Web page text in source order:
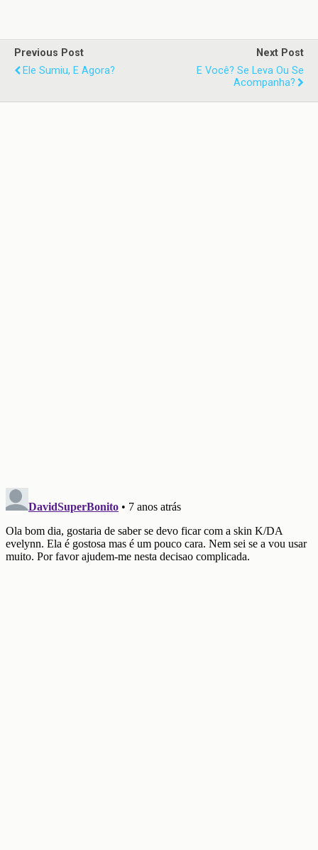
Previous Post
Ele Sumiu, E Agora?
Next Post
E Você? Se Leva Ou Se
Acompanha?